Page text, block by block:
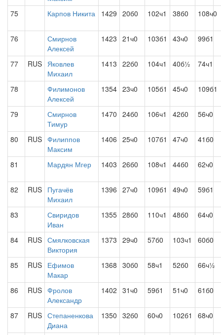
75 Карпов Никита 1429 20б0 102ч1 38б0 108ч0
76
Смирнов
Алексей
1423 21ч0 103б1 43ч0 99б1
77 RUS Яковлев
Михаил
1413 22б0 104ч1 40б½ 74ч1
78
Филимонов
Алексей
1354 23ч0 105б1 45ч0 109б1
79
Смирнов
Тимур
1470 24б0 106ч1 42б0 56ч0
80 RUS Филиппов
Максим
1406 25ч0 107б1 47ч0 41б0
81 Мардян Мгер 1403 26б0 108ч1 44б0 62ч0
82 RUS Пугачёв
Михаил
1396 27ч0 109б1 49ч0 59б1
83
Свиридов
Иван
1355 28б0 110ч1 48б0 64ч0
84 RUS Смялковская
Виктория
1373 29ч0 57б0 103ч1 60б0
85 RUS Ефимов
Макар
1368 30б0 58ч1 52б0 66ч½
86 RUS Фролов
Александр
1402 31ч0 59б1 51ч0 61б0
87 RUS Степаненкова
Диана
1350 32б0 60ч0 102б1 68ч0